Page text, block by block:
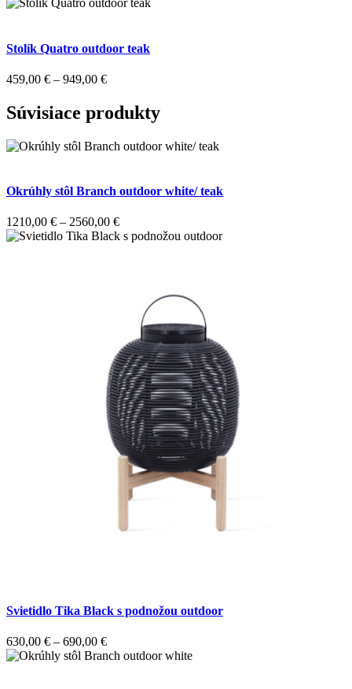
Stolík Quatro outdoor teak
459,00 € – 949,00 €Price
459,00 €
through
Súvisiace produkty
Okrúhly stôl Branch outdoor white/ teak
1210,00 € – 2560,00 €Price
range:
Svietidlo Tika Black s podnožou outdoor
630,00 € – 690,00 €Price
range: